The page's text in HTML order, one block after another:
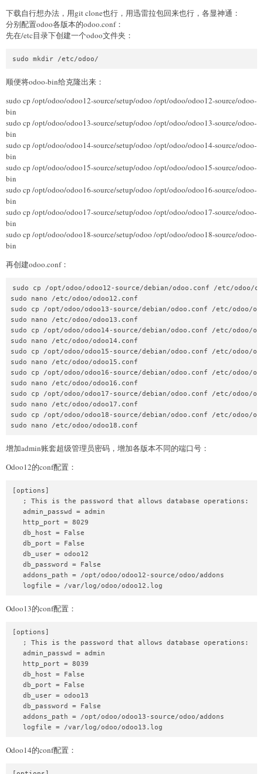
下载自行想办法，用git clone也行，用迅雷拉包回来也行，各显神通：
分别配置odoo各版本的odoo.conf：
先在/etc目录下创建一个odoo文件夹：
顺便将odoo-bin给克隆出来：
sudo cp /opt/odoo/odoo12-source/setup/odoo /opt/odoo/odoo12-source/odoo-
bin
sudo cp /opt/odoo/odoo13-source/setup/odoo /opt/odoo/odoo13-source/odoo-
bin
sudo cp /opt/odoo/odoo14-source/setup/odoo /opt/odoo/odoo14-source/odoo-
bin
sudo cp /opt/odoo/odoo15-source/setup/odoo /opt/odoo/odoo15-source/odoo-
bin
sudo cp /opt/odoo/odoo16-source/setup/odoo /opt/odoo/odoo16-source/odoo-
bin
sudo cp /opt/odoo/odoo17-source/setup/odoo /opt/odoo/odoo17-source/odoo-
bin
sudo cp /opt/odoo/odoo18-source/setup/odoo /opt/odoo/odoo18-source/odoo-
bin
再创建odoo.conf：
sudo cp /opt/odoo/odoo12-source/debian/odoo.conf /etc/odoo/
sudo nano /etc/odoo/odoo12.conf
sudo cp /opt/odoo/odoo13-source/debian/odoo.conf /etc/odoo/
sudo nano /etc/odoo/odoo13.conf
sudo cp /opt/odoo/odoo14-source/debian/odoo.conf /etc/odoo/
sudo nano /etc/odoo/odoo14.conf
sudo cp /opt/odoo/odoo15-source/debian/odoo.conf /etc/odoo/
sudo nano /etc/odoo/odoo15.conf
sudo cp /opt/odoo/odoo16-source/debian/odoo.conf /etc/odoo/
sudo nano /etc/odoo/odoo16.conf
sudo cp /opt/odoo/odoo17-source/debian/odoo.conf /etc/odoo/
sudo nano /etc/odoo/odoo17.conf
sudo cp /opt/odoo/odoo18-source/debian/odoo.conf /etc/odoo/
增加admin账套超级管理员密码，增加各版本不同的端口号：
Odoo12的conf配置：
[options]
   ; This is the password that allows database operations:
   admin_passwd = admin
   http_port = 8029
   db_host = False
   db_port = False
   db_user = odoo12
   db_password = False
   addons_path = /opt/odoo/odoo12-source/odoo/addons
Odoo13的conf配置：
[options]
   ; This is the password that allows database operations:
   admin_passwd = admin
   http_port = 8039
   db_host = False
   db_port = False
   db_user = odoo13
   db_password = False
   addons_path = /opt/odoo/odoo13-source/odoo/addons
Odoo14的conf配置：